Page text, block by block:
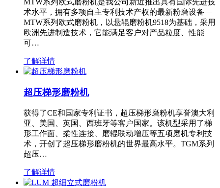
MTW系列欧式磨粉机是我公司新近推出具有国际先进技
术水平，拥有多项自主专利技术产权的最新粉磨设备—
MTW系列欧式磨粉机，以悬辊磨粉机9518为基础，采用
欧洲先进制造技术，它能满足客户对产品粒度、性能
可…
了解详情
超压梯形磨粉机
获得了CE和国家专利证书，超压梯形磨粉机享誉澳大利
亚、美国、英国、西班牙等客户国家。该机型采用了梯
形工作面、柔性连接、磨辊联动增压等五项磨机专利技
术，开创了超压梯形磨粉机的世界最高水平。TGM系列
超压…
了解详情